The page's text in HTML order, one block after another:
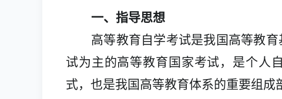
一、指导思想
高等教育自学考试是我国高等教
试为主的高等教育国家考试，是个人
式，也是我国高等教育体系的重要组成